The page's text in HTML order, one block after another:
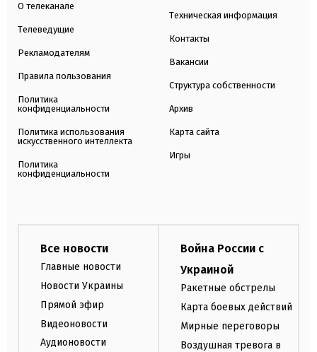
О телеканале
Телеведущие
Рекламодателям
Правила пользования
Политика
конфиденциальности
Политика использования
искусственного интеллекта
Политика
конфиденциальности
Техническая информация
Контакты
Вакансии
Структура собственности
Архив
Карта сайта
Игры
Все новости
Главные новости
Новости Украины
Прямой эфир
Видеоновости
Аудионовости
Война России с
Украиной
Ракетные обстрелы
Карта боевых действий
Мирные переговоры
Воздушная тревога в